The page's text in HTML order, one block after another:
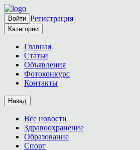
Войти Регистрация
Категории
Главная
Статьи
Объявления
Фотоконкурс
Контакты
Назад
Все новости
Здравоохранение
Образование
Спорт